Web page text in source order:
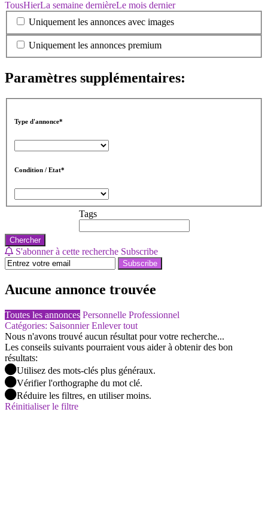
TousHierLa semaine dernièreLe mois dernier
Uniquement les annonces avec images
Uniquement les annonces premium
Paramètres supplémentaires:
Type d'annonce*
Condition / Etat*
Tags
Chercher
S'abonner à cette recherche Subscribe
Subscribe
Aucune annonce trouvée
Toutes les annonces Personnelle Professionnel
Catégories: Saisonnier Enlever tout
Nous n'avons trouvé aucun résultat pour votre recherche...
Les conseils suivants pourraient vous aider à obtenir des bon
résultats:
Utilisez des mots-clés plus généraux.
Vérifier l'orthographe du mot clé.
Réduire les filtres, en utiliser moins.
Réinitialiser le filtre